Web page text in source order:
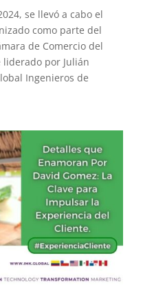
se llevó a cabo el
como parte del
de Comercio del
liderado por Julián
Ingenieros de